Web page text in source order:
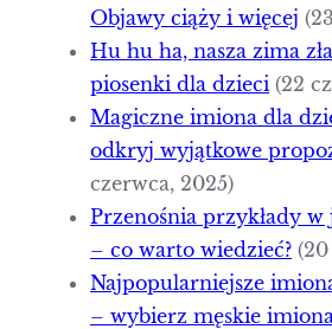
Objawy ciąży i więcej
Hu hu ha, nasza zima
piosenki dla dzieci (22
Magiczne imiona dla
odkryj wyjątkowe
czerwca, 2025)
Przenośnia przykłady
– co warto wiedzieć?
Najpopularniejsze
– wybierz męskie imiona